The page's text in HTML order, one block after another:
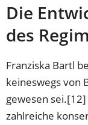
Die
des
Franziska Bartl
keineswegs von
gewesen
zahlreiche